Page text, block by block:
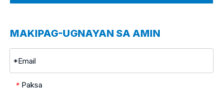
MAKIPAG-UGNAYAN SA AMIN
* Paksa